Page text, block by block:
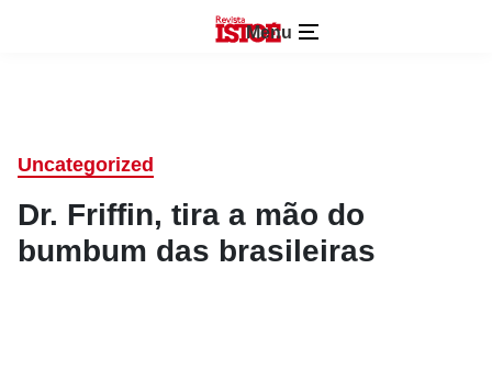
Menu
Uncategorized
Dr. Friffin, tira a mão do
bumbum das brasileiras